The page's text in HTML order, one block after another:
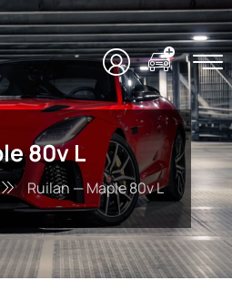
80v L
Ruilan — Maple 80v L